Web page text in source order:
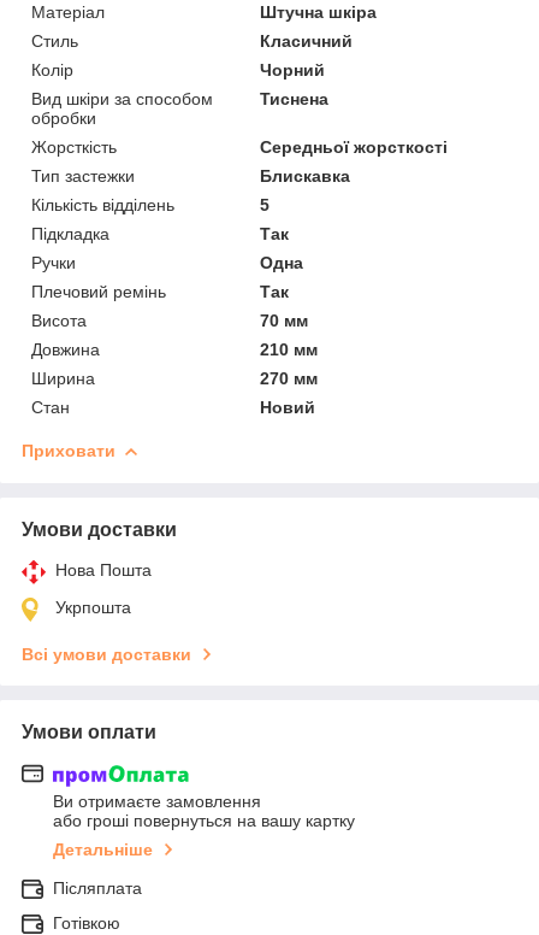
Матеріал
Штучна шкіра
Стиль
Класичний
Колір
Чорний
Вид шкіри за способом
обробки
Тиснена
Жорсткість
Середньої жорсткості
Тип застежки
Блискавка
Кількість відділень
5
Підкладка
Так
Ручки
Одна
Плечовий ремінь
Так
Висота
70 мм
Довжина
210 мм
Ширина
270 мм
Стан
Новий
Приховати
Умови доставки
Нова Пошта
Укрпошта
Всі умови доставки
Умови оплати
Ви отримаєте замовлення
або гроші повернуться на вашу картку
Детальніше
Післяплата
Готівкою